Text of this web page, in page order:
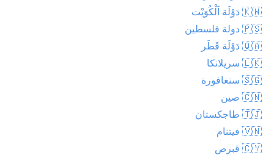
🇰🇼 دَوْلَة اَلْكُوَيْت
🇵🇸 دولة فلسطين
🇶🇦 دَوْلَة قَطَر
🇱🇰 سريلانكا
🇸🇬 سنغافورة
🇨🇳 صين
🇹🇯 طاجكستان
🇻🇳 فيتنام
🇨🇾 قبرص